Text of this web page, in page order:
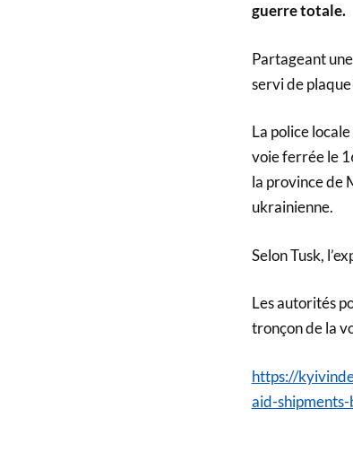
guerre totale.
Partageant
servi de
La police
voie ferrée le
la province de
ukrainienne.
Selon Tusk,
Les autorités
tronçon de la
https://
aid-